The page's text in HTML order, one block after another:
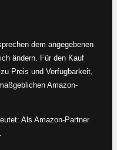
dem angegebenen
ändern. Für den Kauf
Preis und Verfügbarkeit,
Amazon-
Als Amazon-Partner